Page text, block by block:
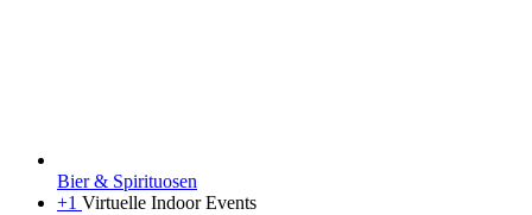
Bier & Spirituosen
+1 Virtuelle Indoor Events